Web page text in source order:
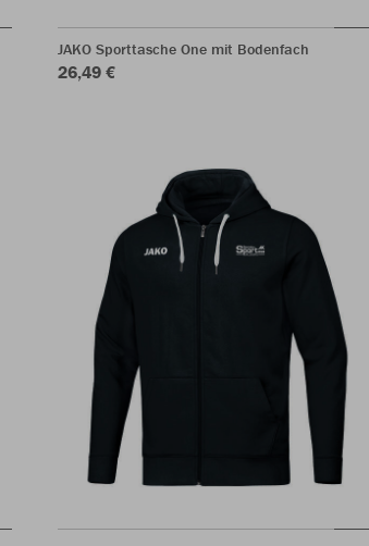
JAKO Sporttasche One mit Bodenfach
26,49 €